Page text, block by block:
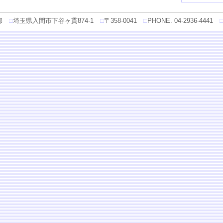
□埼玉県入間市下谷ヶ貫874-1 □〒358-0041 □PHONE. 04-2936-4441 □